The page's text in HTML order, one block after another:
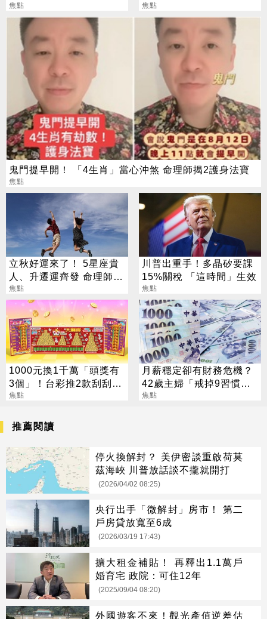
「愛兒已夭折」
焦點
職保平安
焦點
鬼門提早開！ 「4生肖」當心沖煞 命理師揭2護身法寶
焦點
立秋好運來了！ 5星座貴
人、升遷運齊發 命理師：
把握黃金轉運期
焦點
川普出重手！多晶矽要課
15%關稅 「這時間」生效
焦點
1000元換1千萬「頭獎有
3個」！台彩推2款刮刮樂
總獎金逾33億
焦點
月薪穩定卻有財務危機？
42歲主婦「戒掉9習慣」
存下2000萬
焦點
推薦閱讀
停火換解封？ 美伊密談重啟荷莫
茲海峽 川普放話談不攏就開打
(2026/04/02 08:25)
央行出手「微解封」房市！ 第二
戶房貸放寬至6成
(2026/03/19 17:43)
擴大租金補貼！ 再釋出1.1萬戶
婚育宅 政院：可住12年
(2025/09/04 08:20)
外國遊客不來！觀光產值逆差估